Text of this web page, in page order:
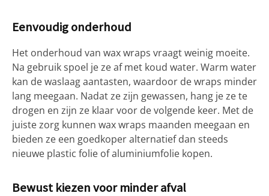
Eenvoudig onderhoud
Het onderhoud van wax wraps vraagt weinig moeite.
Na gebruik spoel je ze af met koud water. Warm water
kan de waslaag aantasten, waardoor de wraps minder
lang meegaan. Nadat ze zijn gewassen, hang je ze te
drogen en zijn ze klaar voor de volgende keer. Met de
juiste zorg kunnen wax wraps maanden meegaan en
bieden ze een goedkoper alternatief dan steeds
nieuwe plastic folie of aluminiumfolie kopen.
Bewust kiezen voor minder afval